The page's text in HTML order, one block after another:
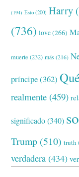
(194) Esto (200) Harry
(736) love(266)
muerte (232) más (216)
príncipe(362)
realmente (459)
significado(340)
Trump (510) truth
verdadera (434)